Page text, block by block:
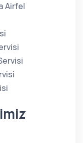
Airfel